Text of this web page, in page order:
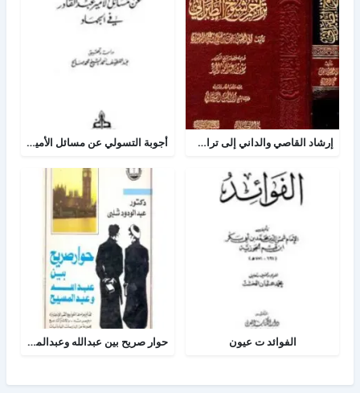
إرشاد القاصي والداني إلى تراجم شيوخ الطبراني أجوبة التسولي عن مسائل الأمير عبد القادر في الجهاد
الفوائد ت عيون حوار صريح بين عبدالله وعبدالمسيح